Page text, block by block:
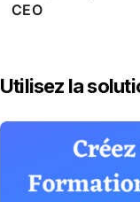
CEO
Utilisez la